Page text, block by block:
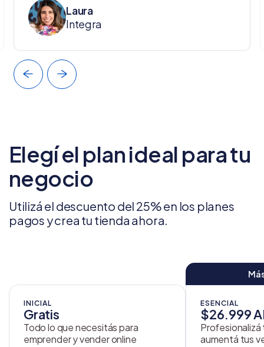
Laura
Integra
Elegí el plan ideal para tu
negocio
Utilizá el descuento del 25% en los planes
pagos y crea tu tienda ahora.
INICIAL
Gratis
Todo lo que necesitás para
emprender y vender online
ESENCIAL
$26.999
aumentá tus